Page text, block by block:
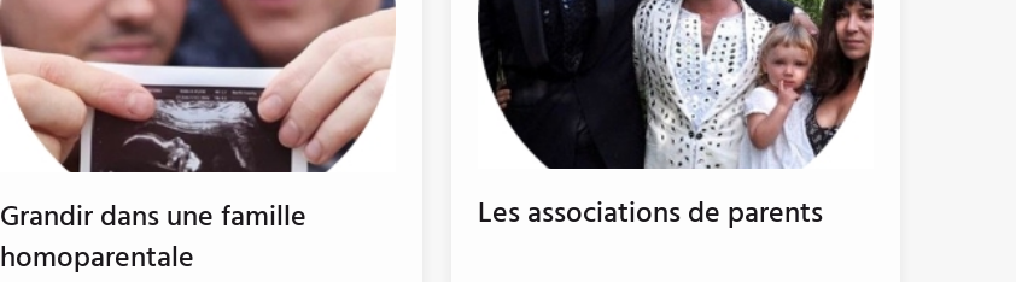
Les associations de parents
Grandir dans une famille
homoparentale